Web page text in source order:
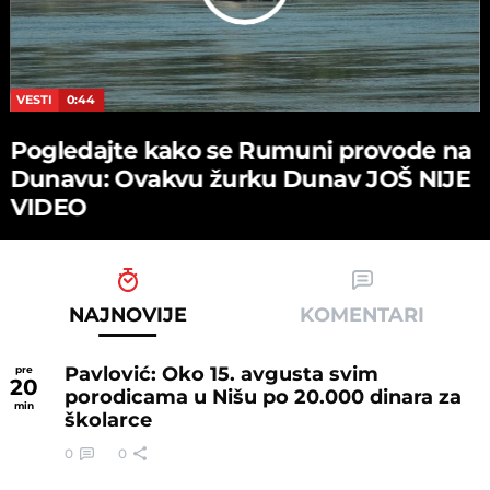
VESTI 0:44
Pogledajte kako se Rumuni provode na
Dunavu: Ovakvu žurku Dunav JOŠ NIJE
VIDEO
NAJNOVIJE KOMENTARI
pre
20
min
Pavlović: Oko 15. avgusta svim
porodicama u Nišu po 20.000 dinara za
školarce
0 0